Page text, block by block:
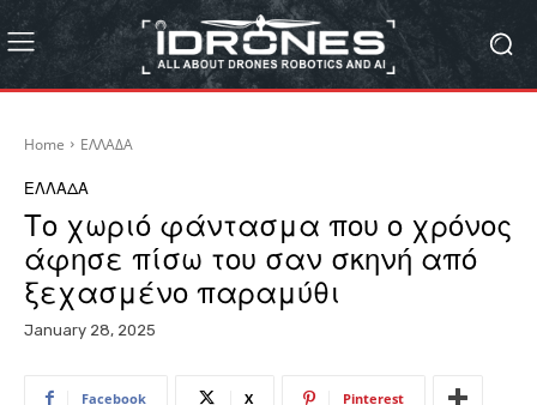
Home ΕΛΛΑΔΑ
ΕΛΛΑΔΑ
Το χωριό φάντασμα που ο χρόνος
άφησε πίσω του σαν σκηνή από
ξεχασμένο παραμύθι
January 28, 2025
Facebook X Pinterest